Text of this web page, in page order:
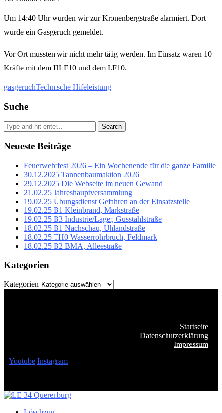
Um 14:40 Uhr wurden wir zur Kronenbergstraße alarmiert. Dort
wurde ein Gasgeruch gemeldet.
Vor Ort mussten wir nicht mehr tätig werden. Im Einsatz waren 10
Kräfte mit dem HLF10 und dem LF10.
gasgeruchTechnische Hifeleistung
Suche
Search
Neueste Beiträge
Feuerwehrfest 2026 – Ein Wochenende für die ganze Familie
30.12.2025 Tannenbaumaktion 2026
29.12.2025 Die Webseite im neuen Gewand
21.02.25 Jahreshauptversammlung
19.02.25 Übungsdienst Gefahren an der Einsatzstelle
19.02.25 B1 Kleinbrand, Markstraße
19.02.25 B3 Industrie/Lager, Gusstahlstraße
18.02.25 B1 Nachschau, Uhlandstraße
18.02.25 TH0 Wasserrohrbruch, Feldmark
18.02.25 B2 BMA, Alleestraße
Kategorien
Kategorien
Startseite
Datenschutzerklärung
Impressum
Youtube Instagram